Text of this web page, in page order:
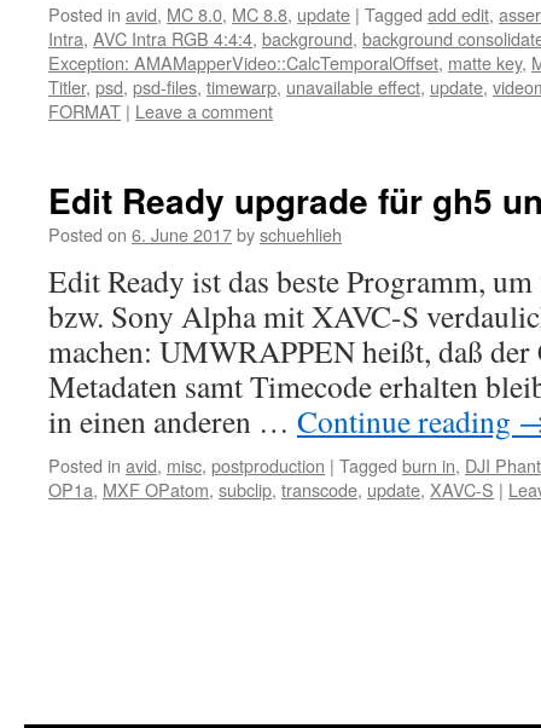
Posted in avid, MC 8.0, MC 8.8, update | Tagged add edit,
Intra, AVC Intra RGB 4:4:4, background, background
Exception: AMAMapperVideo::CalcTemporalOffset, matte key,
Titler, psd, psd-files, timewarp, unavailable effect, update,
FORMAT | Leave a comment
Edit Ready upgrade für gh5
Posted on 6. June 2017byschuehlieh
Edit Ready ist das beste Programm,
bzw. Sony Alpha mit XAVC-S
machen: UMWRAPPEN heißt, daß der
Metadaten samt Timecode erhalten
in einen anderen … Continue reading
Posted in avid, misc, postproduction | Tagged burn in, DJI
OP1a, MXF OPatom, subclip, transcode, update, XAVC-S |